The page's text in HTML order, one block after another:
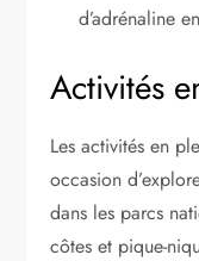
d’adrénaline
Activités
Les activités en
occasion
dans les parcs
côtes et pique-